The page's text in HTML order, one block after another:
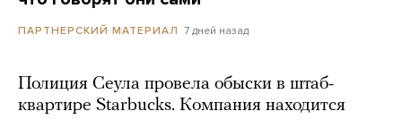
ПАРТНЕРСКИЙ МАТЕРИАЛ 7 дней назад
Полиция Сеула провела обыски в штаб-
квартире Starbucks. Компания находится